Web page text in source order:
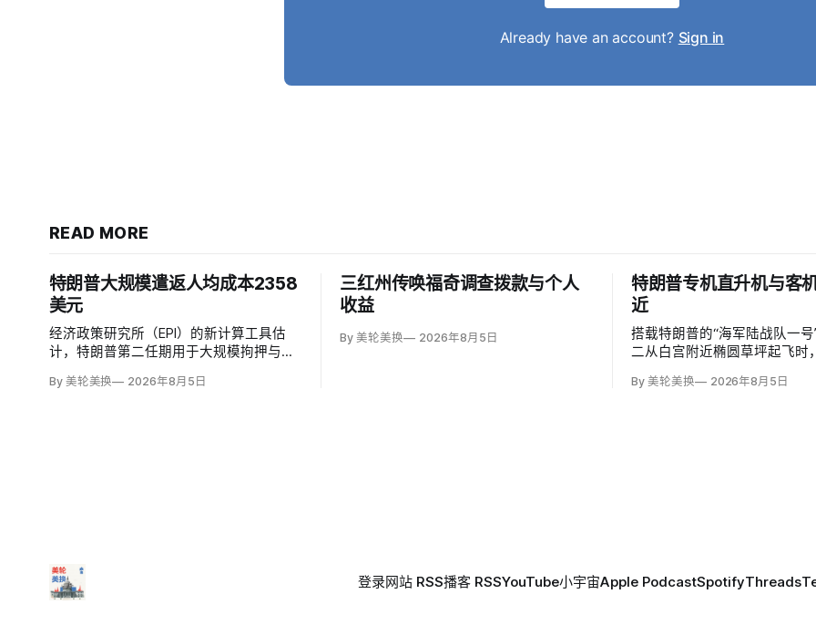
Already have an account? Sign in
READ MORE
特朗普大规模遣返人均成本2358
美元
经济政策研究所（EPI）的新计算工具估
计，特朗普第二任期用于大规模拘押与遣
名美国纳税人2358美元；华盛顿特区纳税
By 美轮美换 2026年8月5日
三红州传唤福奇调查拨款与个人
收益
By 美轮美换 2026年8月5日
特朗普专机直升机与客
近
搭载特朗普的“海军陆战队一
二从白宫附近椭圆草坪起飞时
起飞的Envoy Air客机航路。联
By 美轮美换 2026年8月5日
登录网站 RSS播客 RSSYouTube小宇宙Apple PodcastSpotifyThreads